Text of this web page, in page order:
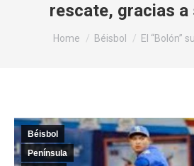
rescate, gracias a
You are here:
Home Béisbol El “Bolón”
Béisbol
Península